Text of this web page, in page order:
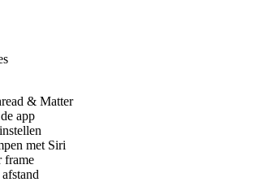
& Matter
app
met Siri
frame